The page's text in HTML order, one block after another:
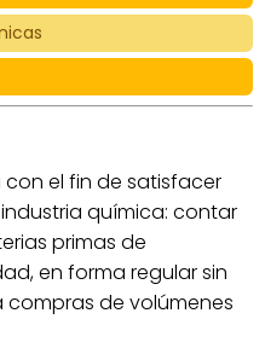
el fin de satisfacer
química: contar
primas de
en forma regular sin
de volúmenes